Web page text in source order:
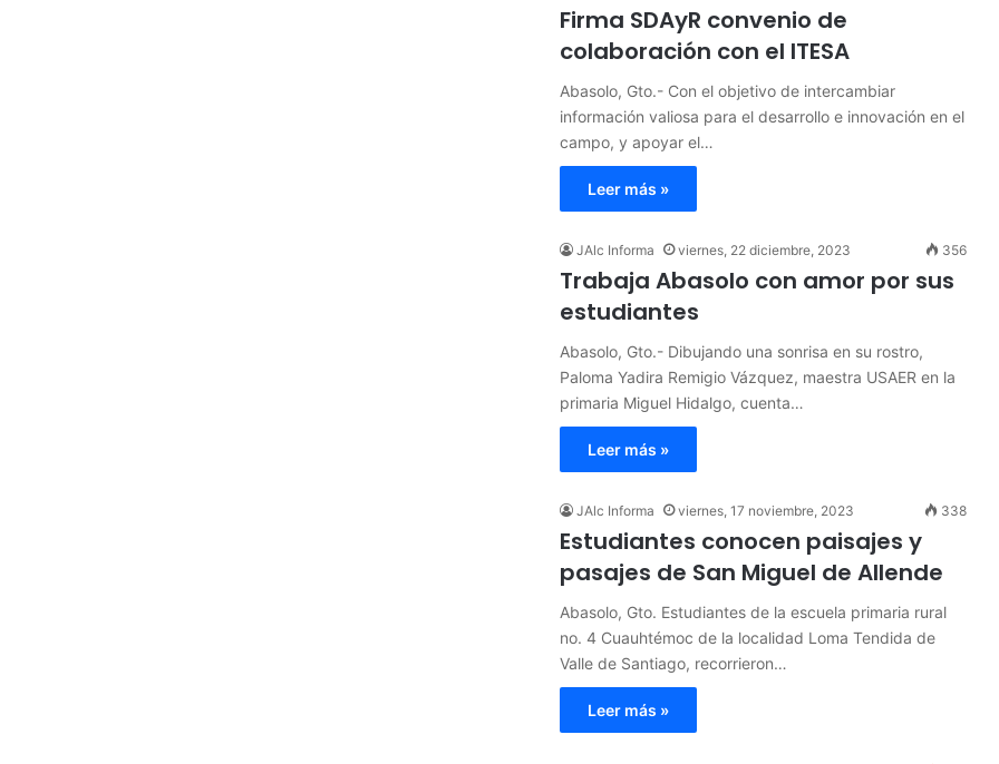
Firma SDAyR convenio de
colaboración con el ITESA
Abasolo, Gto.- Con el objetivo de intercambiar
información valiosa para el desarrollo e innovación en el
campo, y apoyar el…
Leer más »
JAlc Informa viernes, 22 diciembre, 2023 356
Trabaja Abasolo con amor por sus
estudiantes
Abasolo, Gto.- Dibujando una sonrisa en su rostro,
Paloma Yadira Remigio Vázquez, maestra USAER en la
primaria Miguel Hidalgo, cuenta…
Leer más »
JAlc Informa viernes, 17 noviembre, 2023 338
Estudiantes conocen paisajes y
pasajes de San Miguel de Allende
Abasolo, Gto. Estudiantes de la escuela primaria rural
no. 4 Cuauhtémoc de la localidad Loma Tendida de
Valle de Santiago, recorrieron…
Leer más »